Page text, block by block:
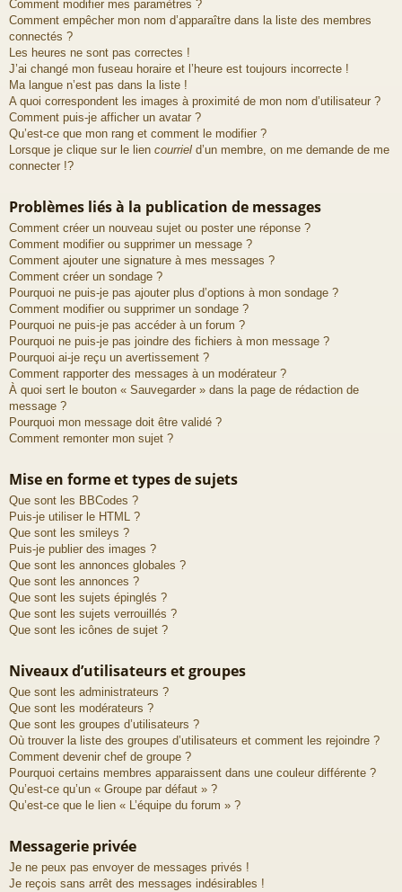
Comment modifier mes paramètres ?
Comment empêcher mon nom d’apparaître dans la liste des membres
connectés ?
Les heures ne sont pas correctes !
J’ai changé mon fuseau horaire et l’heure est toujours incorrecte !
Ma langue n’est pas dans la liste !
A quoi correspondent les images à proximité de mon nom d’utilisateur ?
Comment puis-je afficher un avatar ?
Qu’est-ce que mon rang et comment le modifier ?
Lorsque je clique sur le lien courriel d’un membre, on me demande de me
connecter !?
Problèmes liés à la publication de messages
Comment créer un nouveau sujet ou poster une réponse ?
Comment modifier ou supprimer un message ?
Comment ajouter une signature à mes messages ?
Comment créer un sondage ?
Pourquoi ne puis-je pas ajouter plus d’options à mon sondage ?
Comment modifier ou supprimer un sondage ?
Pourquoi ne puis-je pas accéder à un forum ?
Pourquoi ne puis-je pas joindre des fichiers à mon message ?
Pourquoi ai-je reçu un avertissement ?
Comment rapporter des messages à un modérateur ?
À quoi sert le bouton « Sauvegarder » dans la page de rédaction de
message ?
Pourquoi mon message doit être validé ?
Comment remonter mon sujet ?
Mise en forme et types de sujets
Que sont les BBCodes ?
Puis-je utiliser le HTML ?
Que sont les smileys ?
Puis-je publier des images ?
Que sont les annonces globales ?
Que sont les annonces ?
Que sont les sujets épinglés ?
Que sont les sujets verrouillés ?
Que sont les icônes de sujet ?
Niveaux d’utilisateurs et groupes
Que sont les administrateurs ?
Que sont les modérateurs ?
Que sont les groupes d’utilisateurs ?
Où trouver la liste des groupes d’utilisateurs et comment les rejoindre ?
Comment devenir chef de groupe ?
Pourquoi certains membres apparaissent dans une couleur différente ?
Qu’est-ce qu’un « Groupe par défaut » ?
Qu’est-ce que le lien « L’équipe du forum » ?
Messagerie privée
Je ne peux pas envoyer de messages privés !
Je reçois sans arrêt des messages indésirables !